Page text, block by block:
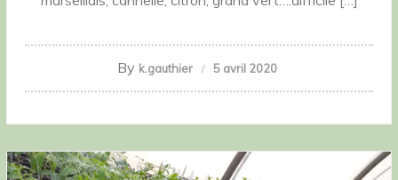
By k.gauthier 5 avril 2020